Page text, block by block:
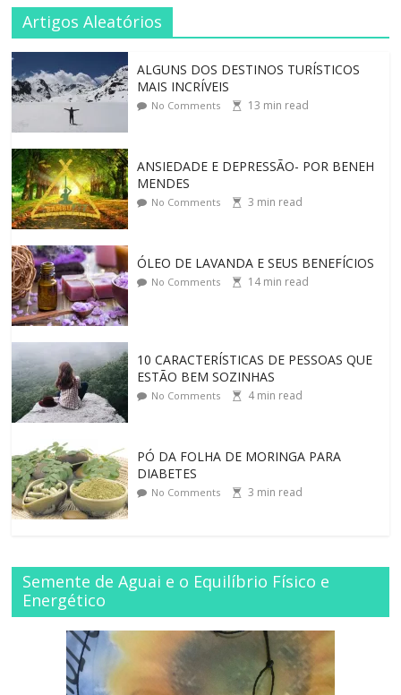
Artigos Aleatórios
ALGUNS DOS DESTINOS TURÍSTICOS
MAIS INCRÍVEIS
No Comments 13 min read
ANSIEDADE E DEPRESSÃO- POR BENEH
MENDES
No Comments 3 min read
ÓLEO DE LAVANDA E SEUS BENEFÍCIOS
No Comments 14min read
10 CARACTERÍSTICAS DE PESSOAS QUE
ESTÃO BEM SOZINHAS
No Comments 4min read
PÓ DA FOLHA DE MORINGA PARA
DIABETES
No Comments 3 min read
Semente de Aguai e o Equilíbrio Físico e
Energético